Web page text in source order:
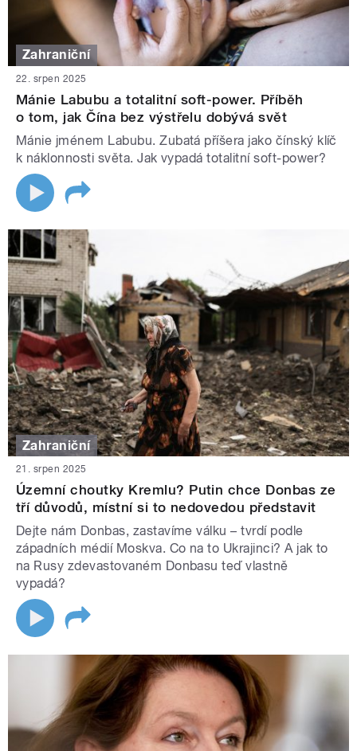
Zahraniční
22. srpen 2025
Mánie Labubu a totalitní soft-power. Příběh
o tom, jak Čína bez výstřelu dobývá svět
Mánie jménem Labubu. Zubatá příšera jako čínský klíč
k náklonnosti světa. Jak vypadá totalitní soft-power?
Zahraniční
21. srpen 2025
Územní choutky Kremlu? Putin chce Donbas ze
tří důvodů, místní si to nedovedou představit
Dejte nám Donbas, zastavíme válku – tvrdí podle
západních médií Moskva. Co na to Ukrajinci? A jak to
na Rusy zdevastovaném Donbasu teď vlastně
vypadá?